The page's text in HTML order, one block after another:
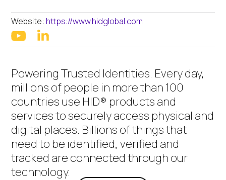
Website: https://www.hidglobal.com
youtube
Powering Trusted Identities. Every day,
millions of people in more than 100
countries use HID® products and
services to securely access physical and
digital places. Billions of things that
need to be identified, verified and
tracked are connected through our
technology.